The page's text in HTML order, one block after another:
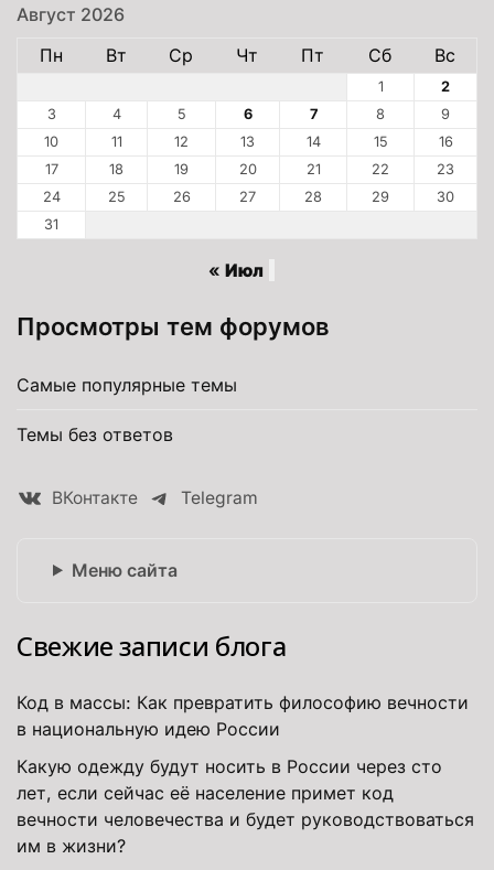
Август 2026
Пн
Вт Ср Чт Пт Сб Вс
1
2
3
4 5 6 7 8
9
10
11 12 13 14 15
16
17
18 19 20 21 22
23
24
25 26 27 28 29
30
31
« Июл
Просмотры тем форумов
Самые популярные темы
Темы без ответов
ВКонтакте Telegram
Меню сайта
Свежие записи блога
Код в массы: Как превратить философию вечности
в национальную идею России
Какую одежду будут носить в России через сто
лет, если сейчас её население примет код
вечности человечества и будет руководствоваться
им в жизни?